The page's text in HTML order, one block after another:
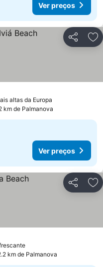
Ver preços
Partilhar
altas da Europa
km de Palmanova
Ver preços
Partilhar
km de Palmanova